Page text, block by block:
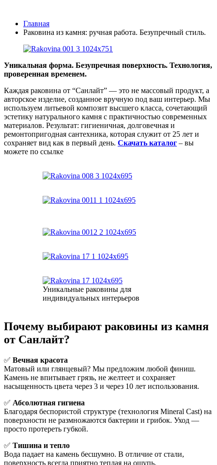
Главная
Раковина из камня: ручная работа. Безупречный стиль.
Уникальная форма. Безупречная поверхность. Технология,
проверенная временем.
Каждая раковина от “Санлайт” — это не массовый продукт, а
авторское изделие, созданное вручную под ваш интерьер. Мы
используем литьевой композит высшего класса, сочетающий
эстетику натурального камня с практичностью современных
материалов. Результат: гигиеничная, долговечная и
ремонтопригодная сантехника, которая служит от 25 лет и
сохраняет вид как в первый день. Скачать каталог – вы
можете по ссылке
Уникальные раковины для
индивидуальных интерьеров
Почему выбирают раковины из камня
от Санлайт?
✅ Вечная красота
Матовый или глянцевый? Мы предложим любой финиш.
Камень не впитывает грязь, не желтеет и сохраняет
насыщенность цвета через 3 и через 10 лет использования.
✅ Абсолютная гигиена
Благодаря беспористой структуре (технология Mineral Cast) на
поверхности не размножаются бактерии и грибок. Уход —
просто протереть губкой.
✅ Тишина и тепло
Вода падает на камень бесшумно. В отличие от стали,
поверхность всегда приятно теплая на ощупь.